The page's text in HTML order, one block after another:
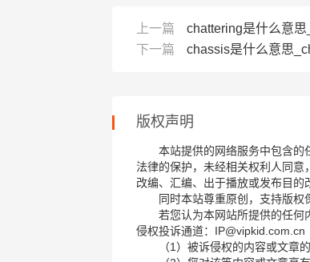
上一篇
chattering是什么意
下一篇
chassis是什么意思
版权声明
本站提供的网络服务中包含的
法律的保护，未经相关权利人同意
改编、汇编、出于播放或发布目的
同时本站尊重原创，支持版权
若您认为本网站所提供的任何
侵权投诉通道：IP@vipkid.com.cn
（1）被诉侵权的内容或文章的